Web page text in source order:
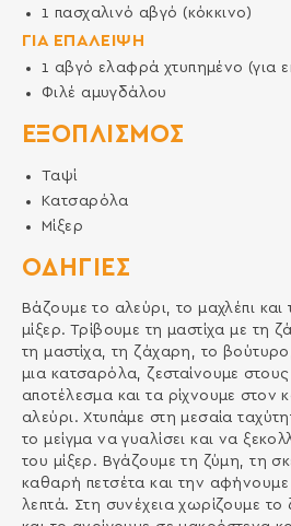
ΟΔΗΓΙΕΣ
Βάζουμε το αλεύρι, το μαχλέπι
μίξερ. Τρίβουμε τη μαστίχα με τη
τη μαστίχα, τη ζάχαρη, το
μια κατσαρόλα, ζεσταίνουμε
αποτέλεσμα και τα ρίχνουμε στον
αλεύρι. Χτυπάμε στη μεσαία
το μείγμα να γυαλίσει και να
του μίξερ. Βγάζουμε τη ζύμη, τη
καθαρή πετσέτα και την αφήνουμε
λεπτά. Στη συνέχεια χωρίζουμε το
1 πασχαλινό αβγό (κόκκινο)
ΓΙΑ ΕΠΑΛΕΙΨΗ
1 αβγό ελαφρά χτυπημένο (για
Φιλέ αμυγδάλου
ΕΞΟΠΛΙΣΜΌΣ
Ταψί
Κατσαρόλα
Mίξερ